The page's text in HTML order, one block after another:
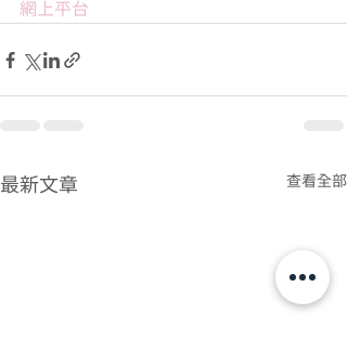
網上平台
最新文章 查看全部